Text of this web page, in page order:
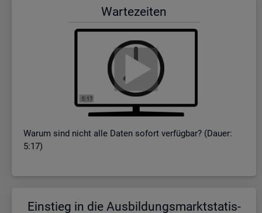
War­te­zei­ten
Warum sind nicht alle Daten so­fort ver­füg­bar? (Dauer:
5:17)
Ein­stieg in die Aus­bil­dungs­markt­sta­tis­